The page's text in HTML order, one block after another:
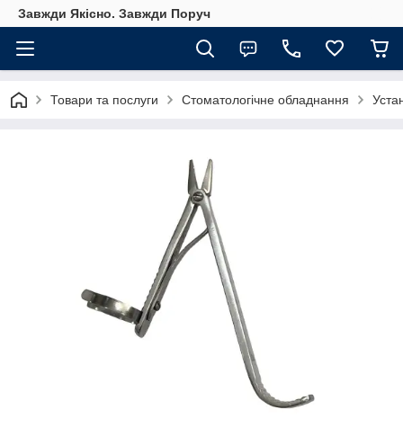
Завжди Якісно. Завжди Поруч
Товари та послуги Стоматологічне обладнання